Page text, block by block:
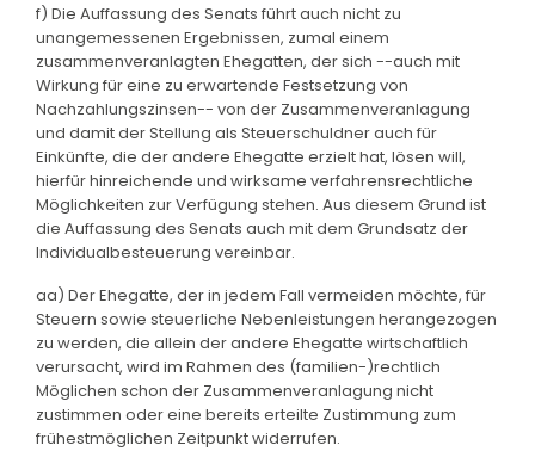
f) Die Auffassung des Senats führt auch nicht zu
unangemessenen Ergebnissen, zumal einem
zusammenveranlagten Ehegatten, der sich --auch mit
Wirkung für eine zu erwartende Festsetzung von
Nachzahlungszinsen-- von der Zusammenveranlagung
und damit der Stellung als Steuerschuldner auch für
Einkünfte, die der andere Ehegatte erzielt hat, lösen will,
hierfür hinreichende und wirksame verfahrensrechtliche
Möglichkeiten zur Verfügung stehen. Aus diesem Grund ist
die Auffassung des Senats auch mit dem Grundsatz der
Individualbesteuerung vereinbar.
aa) Der Ehegatte, der in jedem Fall vermeiden möchte, für
Steuern sowie steuerliche Nebenleistungen herangezogen
zu werden, die allein der andere Ehegatte wirtschaftlich
verursacht, wird im Rahmen des (familien-)rechtlich
Möglichen schon der Zusammenveranlagung nicht
zustimmen oder eine bereits erteilte Zustimmung zum
frühestmöglichen Zeitpunkt widerrufen.